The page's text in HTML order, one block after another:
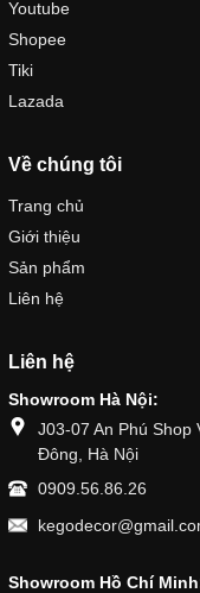
Youtube
Shopee
Tiki
Lazada
Về chúng tôi
Trang chủ
Giới thiệu
Sản phẩm
Liên hệ
Liên hệ
Showroom Hà Nội:
J03-07 An Phú Shop
Đông, Hà Nội
0909.56.86.26
Showroom Hồ Chí